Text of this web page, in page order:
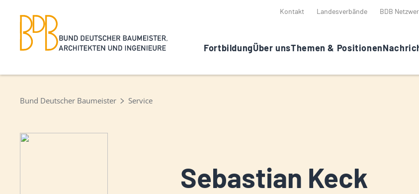
Kontakt Landesverbände BDB
FortbildungÜber unsThemen & Positionen
Bund Deutscher Baumeister Service
Sebastian Keck